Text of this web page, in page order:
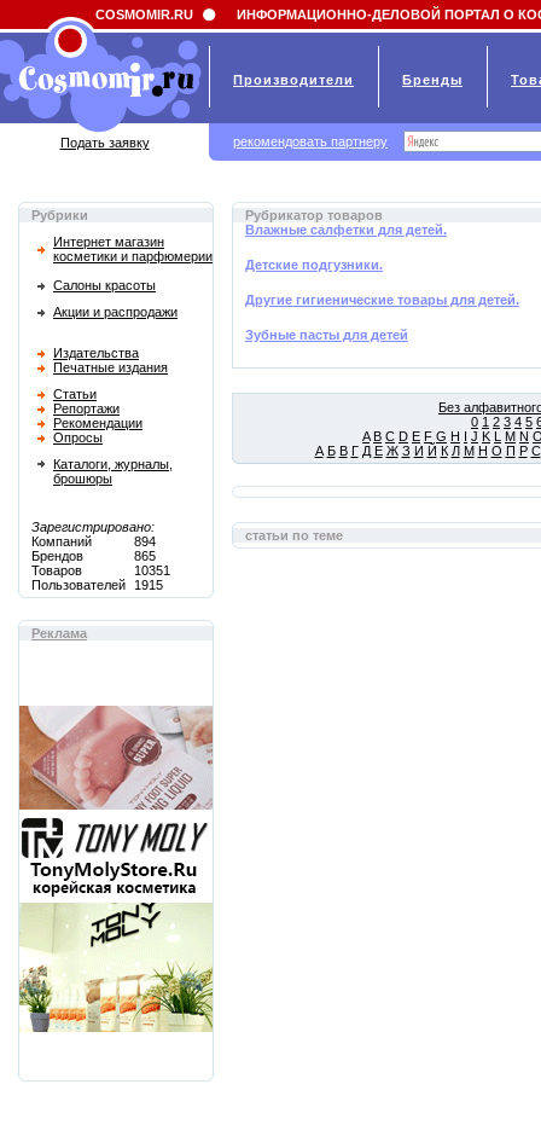
Field 'news_title' doesn't have a default value
Рубрики
Интернет магазин
косметики и парфюмерии
Салоны красоты
Акции и распродажи
Издательства
Печатные издания
Статьи
Репортажи
Рекомендации
Опросы
Каталоги, журналы,
брошюры
Зарегистрировано:
Компаний
894
Брендов
865
Товаров
10351
Пользователей
1915
Реклама
Рубрикатор товаров
Влажные салфетки для детей.
Детские подгузники.
Другие гигиенические товары для детей.
Зубные пасты для детей
Без
0 1 2 3 4 5
A B C D E F G H I J K L M N
А Б В Г Д Е Ж З И Й К Л М Н О П Р С
статьи по теме
COSMOMIR.RU ИНФОРМАЦИОННО-ДЕЛОВОЙ ПОРТАЛ О
Производители Бренды
Подать заявку рекомендовать партнеру